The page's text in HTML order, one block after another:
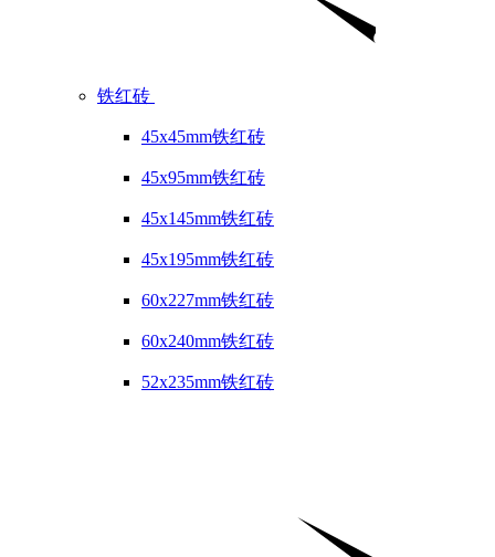
铁红砖
45x45mm铁红砖
45x95mm铁红砖
45x145mm铁红砖
45x195mm铁红砖
60x227mm铁红砖
60x240mm铁红砖
52x235mm铁红砖